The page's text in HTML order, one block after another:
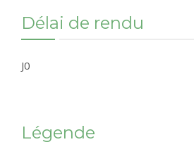
Délai de rendu
J0
Légende